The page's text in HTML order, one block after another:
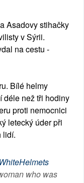
Asadovy stihačky
v Sýrii.
na cestu -
Bílé helmy
déle než tři hodiny
proti nemocnici
letecký úder při
lidí.
who was